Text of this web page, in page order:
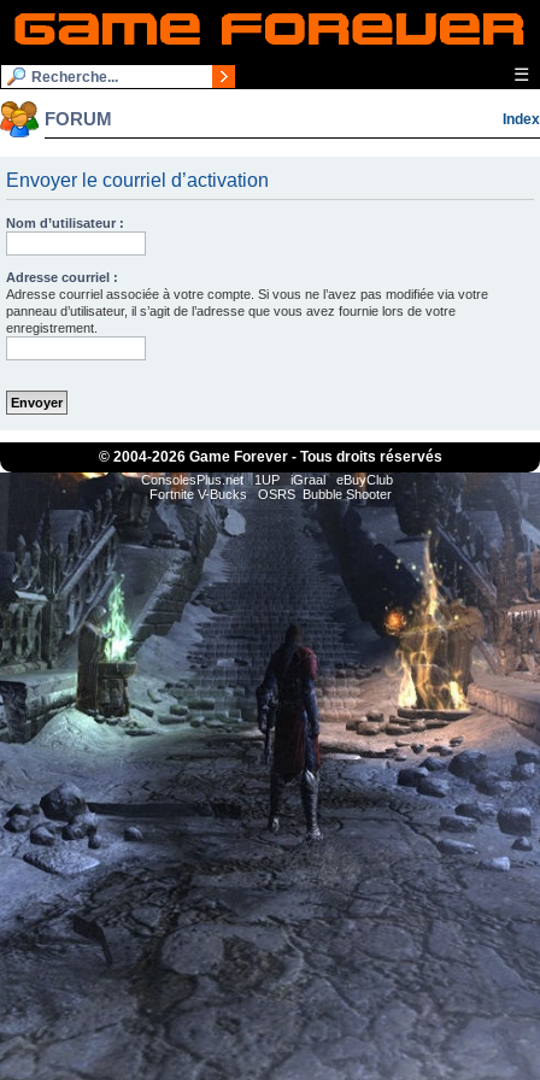
☰
FORUM Index
Envoyer le courriel d’activation
Nom d’utilisateur :
Adresse courriel :
Adresse courriel associée à votre compte. Si vous ne l’avez pas modifiée via votre
panneau d’utilisateur, il s’agit de l’adresse que vous avez fournie lors de votre
enregistrement.
© 2004-2026 Game Forever - Tous droits réservés
ConsolesPlus.net 1UP iGraal
eBuyClub
Fortnite V-Bucks
OSRS Bubble Shooter